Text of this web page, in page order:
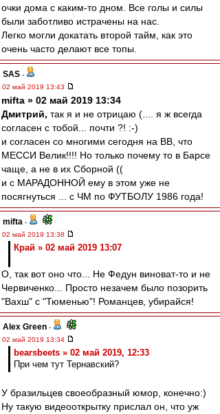
очки дома с каким-то дном. Все голы и силы
были заботливо истрачены на нас.
Легко могли докатать второй тайм, как это
очень часто делают все топы.
SAS -
02 май 2019 13:43
mifta » 02 май 2019 13:34
Дмитрий, так я и не отрицаю (.... я ж всегда
согласен с тобой... почти ?! :-)
и согласен со многими сегодня на ВВ, что
МЕССИ Велик!!!! Но только почему то в Барсе
чаще, а не в их Сборной ((
и с МАРАДОННОЙ ему в этом уже не
посягнуться ... с ЧМ по ФУТБОЛУ 1986 года!
mifta -
02 май 2019 13:38
Край » 02 май 2019 13:07
О, так вот оно что... Не Федун виноват-то и не
Червиченко... Просто незачем было позорить
"Вахш" с "Тюменью"! Романцев, убирайся!
Alex Green -
02 май 2019 13:34
bearsbeets » 02 май 2019, 12:33
При чем тут Тернавский?
У бразильцев своеобразный юмор, конечно:)
Ну такую видеооткрытку прислал он, что уж